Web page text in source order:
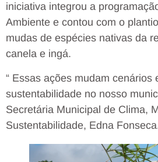
iniciativa integrou a
Ambiente e contou com o
mudas de espécies nativas da
canela e ingá.
“ Essas ações mudam cenários
sustentabilidade no nosso
Secretária Municipal de Clima,
Sustentabilidade, Edna